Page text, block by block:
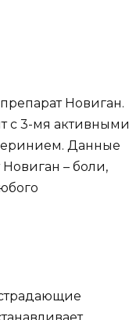
Новиган.
с 3-мя активными
Данные
– боли,